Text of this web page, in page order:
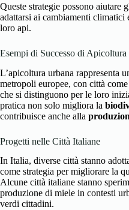
Queste strategie possono aiutare
adattarsi ai cambiamenti climatici
loro api.
Esempi di Successo di
L’apicoltura urbana rappresenta
metropoli europee, con città
che si distinguono per le loro
pratica non solo migliora la
contribuisce anche alla
Progetti nelle Città Italiane
In Italia, diverse città stanno
come strategia per migliorare la
Alcune città italiane stanno
produzione di miele in contesti
verdi cittadini.